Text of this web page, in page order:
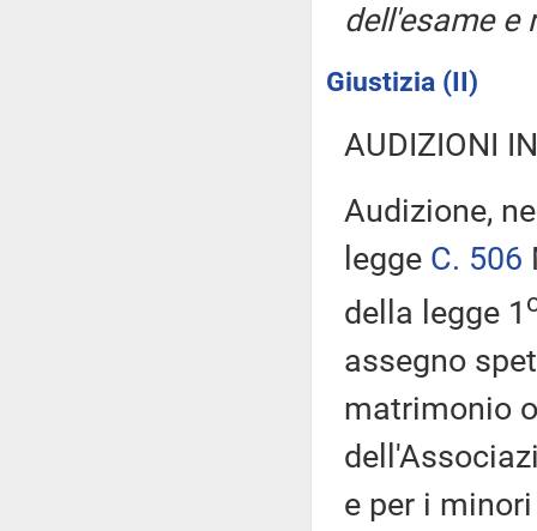
dell'esame e
Giustizia (II)
AUDIZIONI
Audizione,
legge C. 506
della legge 1
assegno
matrimonio
e per i